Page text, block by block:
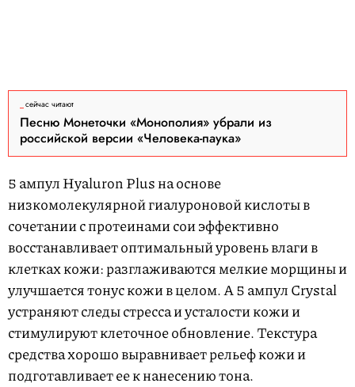
сейчас читают
Песню Монеточки «Монополия» убрали из
российской версии «Человека-паука»
5 ампул Hyaluron Plus на основе
низкомолекулярной гиалуроновой кислоты в
сочетании с протеинами сои эффективно
восстанавливает оптимальный уровень влаги в
клетках кожи: разглаживаются мелкие морщины и
улучшается тонус кожи в целом. А 5 ампул Crystal
устраняют следы стресса и усталости кожи и
стимулируют клеточное обновление. Текстура
средства хорошо выравнивает рельеф кожи и
подготавливает ее к нанесению тона.